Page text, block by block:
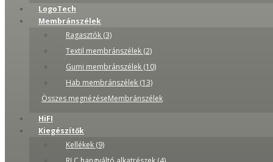
LogoTech
Membránszélek
Ragasztók (3)
Textil membránszélek (2)
Gumi membránszélek (10)
Hab membránszélek (13)
Összes megnézéseMembránszélek
HiFI
Kiegészítők
Kellékek (9)